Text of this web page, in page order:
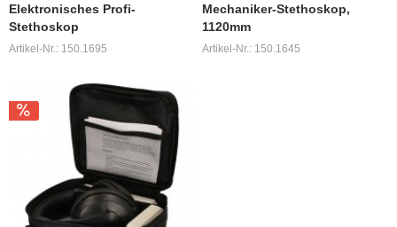
Elektronisches Profi-
Stethoskop
Artikel-Nr.: 150.1695
Mechaniker-Stethoskop,
1120mm
Artikel-Nr.: 150.1645